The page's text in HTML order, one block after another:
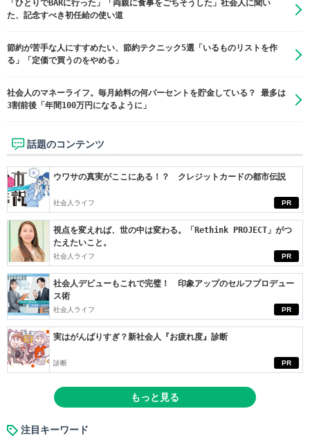
「ひとりでBARに行った」「両親に食事をごちそうした」社会人に聞い
た、記念すべき初任給の使い道
節約が苦手な人にすすめたい、節約テクニック5選「いるものリストを作
る」「定価で買うのをやめる」
社会人のマネーライフ。毎月給料の何パーセントを貯金している？ 最多は
3割前後「年間100万円になるように」
話題のコンテンツ
PR
ウワサの真実がここにある！？ クレジットカードの都市伝説
社会人ライフ
PR
視点を変えれば、世の中は変わる。「Rethink PROJECT」がつ
たえたいこと。
社会人ライフ
PR
社会人デビューもこれで完璧！ 印象アップのセルフプロデュー
ス術
社会人ライフ
PR
実はがんばりすぎ？新社会人『お疲れ度』診断
診断
もっと見る
注目キーワード